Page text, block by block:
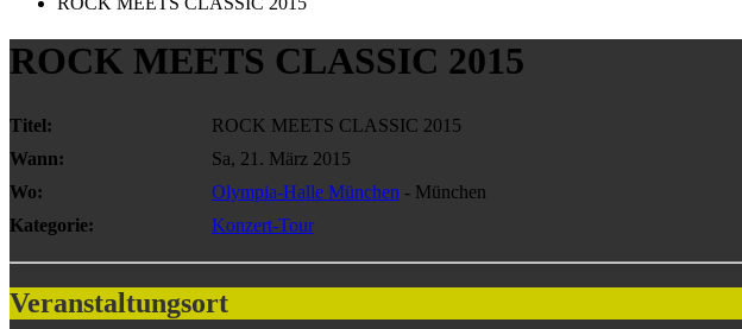
ROCK MEETS CLASSIC 2015
Titel:
ROCK MEETS CLASSIC 2015
Wann:
Sa, 21. März 2015
Wo:
Olympia-Halle München - München
Kategorie:
Konzert-Tour
Veranstaltungsort